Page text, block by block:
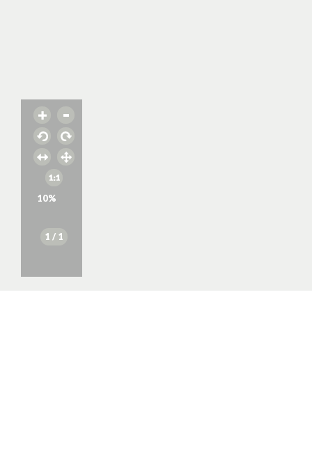
10%
1 / 1